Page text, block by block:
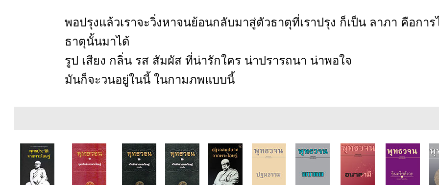
พอปรุงแล้วเราจะวิ่งหาจนย้อนกลับมาสู่ตัวธาตุที่เราปรุง ก็เป็น ลาภา คือการ
ธาตุนั้นมาได้
รูป เสียง กลิ่น รส สัมผัส ที่น่ารักใคร น่าปรารถนา น่าพอใจ
มันก็จะวนอยู่ในนี้ ในกามภพแบบนี้